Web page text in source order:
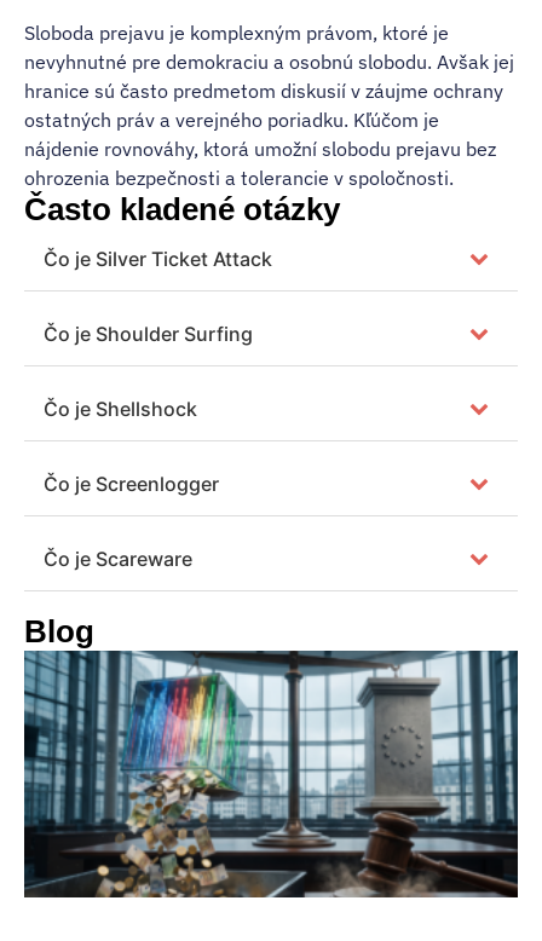
Sloboda prejavu je komplexným právom, ktoré je
nevyhnutné pre demokraciu a osobnú slobodu. Avšak jej
hranice sú často predmetom diskusií v záujme ochrany
ostatných práv a verejného poriadku. Kľúčom je
nájdenie rovnováhy, ktorá umožní slobodu prejavu bez
ohrozenia bezpečnosti a tolerancie v spoločnosti.
Často kladené otázky
Čo je Silver Ticket Attack
Čo je Shoulder Surfing
Čo je Shellshock
Čo je Screenlogger
Čo je Scareware
Blog